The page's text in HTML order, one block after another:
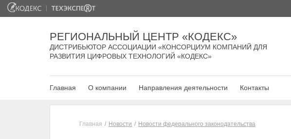
РЕГИОНАЛЬНЫЙ ЦЕНТР «КОДЕКС»
ДИСТРИБЬЮТОР АССОЦИАЦИИ «КОНСОРЦИУМ КОМПАНИЙ ДЛЯ
РАЗВИТИЯ ЦИФРОВЫХ ТЕХНОЛОГИЙ «КОДЕКС»
Главная О компании Направления деятельности Контакты
Главная Новости Новости федерального законодательства